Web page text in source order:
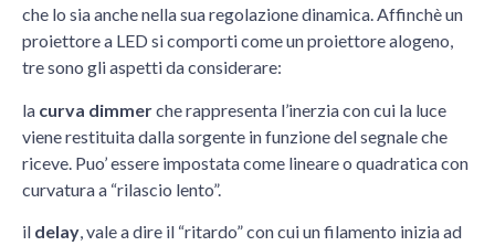
che lo sia anche nella sua regolazione dinamica. Affinchè un
proiettore a LED si comporti come un proiettore alogeno,
tre sono gli aspetti da considerare:
la curva dimmerche rappresenta l’inerzia con cui la luce
viene restituita dalla sorgente in funzione del segnale che
riceve. Puo’ essere impostata come lineare o quadratica con
curvatura a “rilascio lento”.
il delay, vale a dire il “ritardo” con cui un filamento inizia ad